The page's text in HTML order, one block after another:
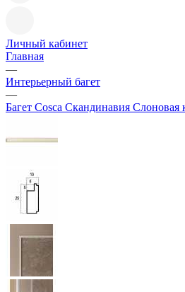
Личный кабинет
Главная
—
Интерьерный багет
—
Багет Cosca Скандинавия Слоновая